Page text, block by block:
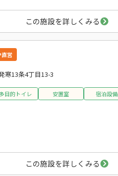
この施設を詳しくみる
営
寒13条4丁目13-3
目的トイレ 安置室 宿泊設備
この施設を詳しくみる